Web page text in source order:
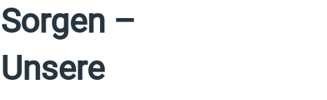
Sorgen –
Unsere